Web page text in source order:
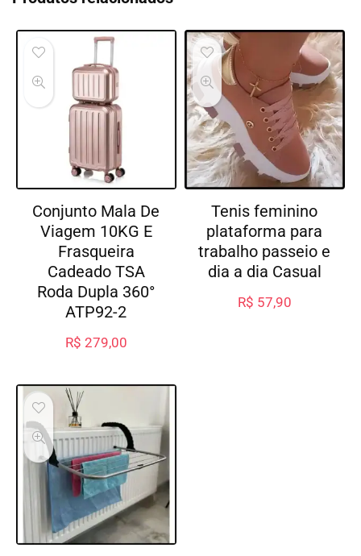
Conjunto Mala De
Viagem 10KG E
Frasqueira
Cadeado TSA
Roda Dupla 360°
ATP92-2
R$ 279,00
Tenis feminino
plataforma para
trabalho passeio e
dia a dia Casual
R$ 57,90